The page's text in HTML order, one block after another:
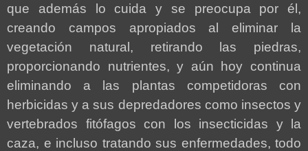
que además lo cuida y se preocupa por él,
creando campos apropiados al eliminar la
vegetación natural, retirando las piedras,
proporcionando nutrientes, y aún hoy continua
eliminando a las plantas competidoras con
herbicidas y a sus depredadores como insectos y
vertebrados fitófagos con los insecticidas y la
caza, e incluso tratando sus enfermedades, todo